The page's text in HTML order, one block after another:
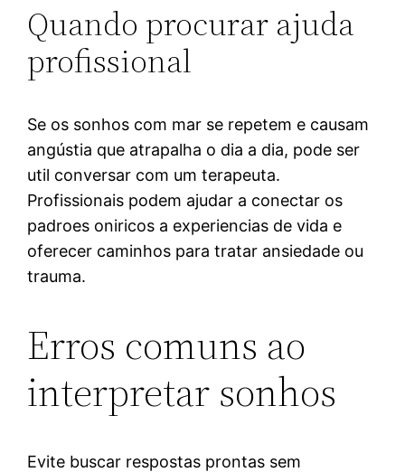
Quando procurar ajuda
profissional
Se os sonhos com mar se repetem e causam
angústia que atrapalha o dia a dia, pode ser
util conversar com um terapeuta.
Profissionais podem ajudar a conectar os
padroes oniricos a experiencias de vida e
oferecer caminhos para tratar ansiedade ou
trauma.
Erros comuns ao
interpretar sonhos
Evite buscar respostas prontas sem